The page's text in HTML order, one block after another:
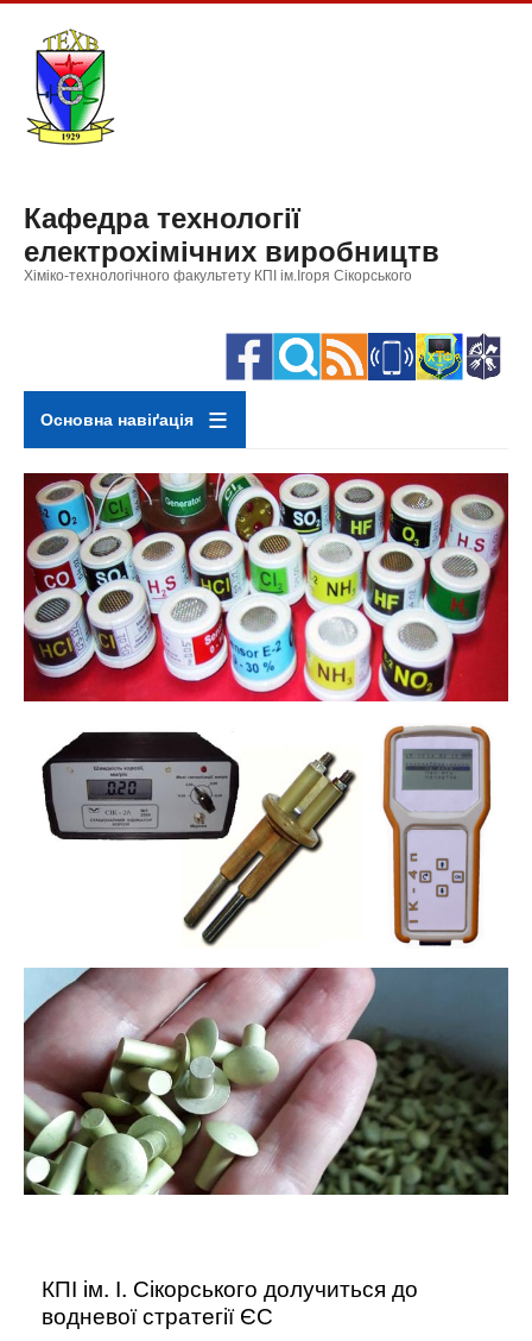
основного
вмісту
Кафедра технології
електрохімічних виробництв
Хіміко-технологічного факультету КПІ ім.Ігоря Сікорського
Основна навіґація
КПІ ім. І. Сікорського долучиться до
водневої стратегії ЄС